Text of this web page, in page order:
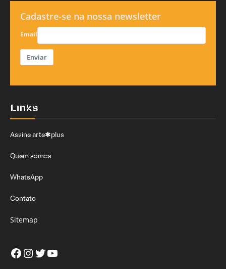
Cadastre-se na nossa newsletter
Email
Enviar
Links
Assine arte✱plus
Quem somos
WhatsApp
Contato
Sitemap
Facebook
Instagram
Twitter
Youtube